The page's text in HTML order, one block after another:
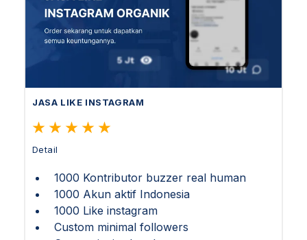
JASA LIKE INSTAGRAM
Detail
1000 Kontributor buzzer real human
1000 Akun aktif Indonesia
1000 Like instagram
Custom minimal followers